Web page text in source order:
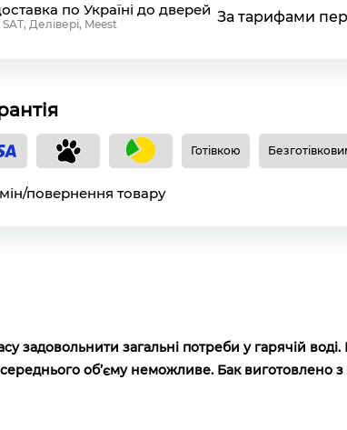
по Україні до дверей
Делівері, Meest За тарифами
Готівкою
повернення товару
задовольнити загальні потреби у гарячій
об’єму неможливе. Бак виготовлено з